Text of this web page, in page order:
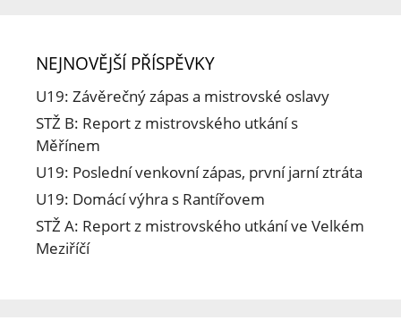
NEJNOVĚJŠÍ PŘÍSPĚVKY
U19: Závěrečný zápas a mistrovské oslavy
STŽ B: Report z mistrovského utkání s
Měřínem
U19: Poslední venkovní zápas, první jarní ztráta
U19: Domácí výhra s Rantířovem
STŽ A: Report z mistrovského utkání ve Velkém
Meziříčí